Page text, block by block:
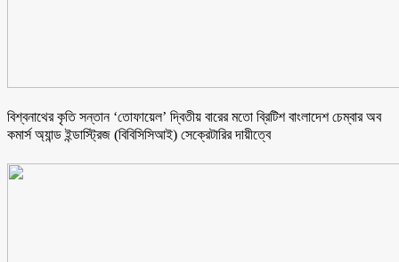
বিশ্বনাথের কৃতি সন্তান ‘তোফায়েল’ দ্বিতীয় বারের মতো ব্রিটিশ বাংলাদেশ চেম্বার অব
কমার্স অ্যান্ড ইন্ডাস্ট্রিজ (বিবিসিসিআই) সেক্রেটারির দায়ীত্বে